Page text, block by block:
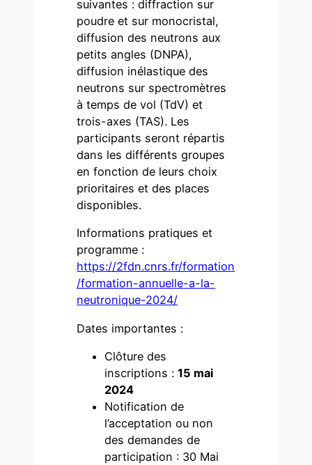
suivantes : diffraction sur
poudre et sur monocristal,
diffusion des neutrons aux
petits angles (DNPA),
diffusion inélastique des
neutrons sur spectromètres
à temps de vol (TdV) et
trois-axes (TAS). Les
participants seront répartis
dans les différents groupes
en fonction de leurs choix
prioritaires et des places
disponibles.
Informations pratiques et
programme :
https://2fdn.cnrs.fr/formation
/formation-annuelle-a-la-
neutronique-2024/
Dates importantes :
Clôture des
inscriptions :15 mai
2024
Notification de
l’acceptation ou non
des demandes de
participation : 30 Mai